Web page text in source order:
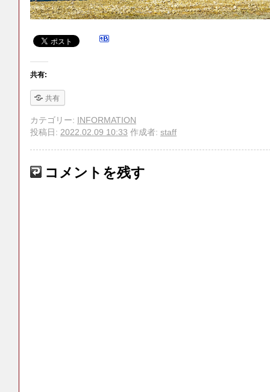
共有:
共有
カテゴリー: INFORMATION
投稿日: 2022.02.09 10:33 作成者: staff
コメントを残す